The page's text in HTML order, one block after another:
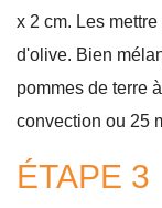
x 2 cm. Les
d'olive. Bien
pommes de terre
convection ou 25
ÉTAPE 3